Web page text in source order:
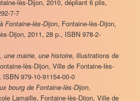
lès-Dijon, 2010, dépliant 6 plis,
7-7
Fontaine-lès-Dijon, Fontaine-lès-Dijon,
Dijon, 2011, 28 p., ISBN 978-2-
, une mairie, une histoire, illustrations de
lès-Dijon, Ville de Fontaine-lès-
979-10-91154-00-0
bourg de Fontaine-lès-Dijon,
Lamaille, Fontaine-lès-Dijon, Ville de